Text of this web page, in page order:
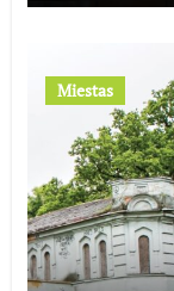
Miestas